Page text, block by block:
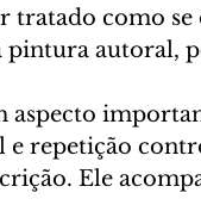
tratado como
autoral,
aspecto
repetição
Ele